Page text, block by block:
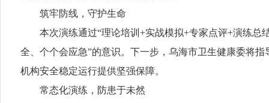
筑牢防线，守护生命
本次演练通过“理论培训+实战模拟+专家点评+演练总
全、个个会应急”的意识。下一步，乌海市卫生健康委将
机构安全稳定运行提供坚强保障。
常态化演练，防患于未然